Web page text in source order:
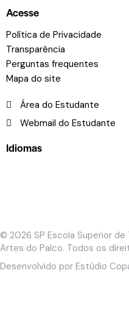
Acesse
Política de Privacidade
Transparência
Perguntas frequentes
Mapa do site
Área do Estudante
Webmail do Estudante
Idiomas
© 2026 SP Escola Superior
Artes do Palco. Todos os
Desenvolvido por Estúdio